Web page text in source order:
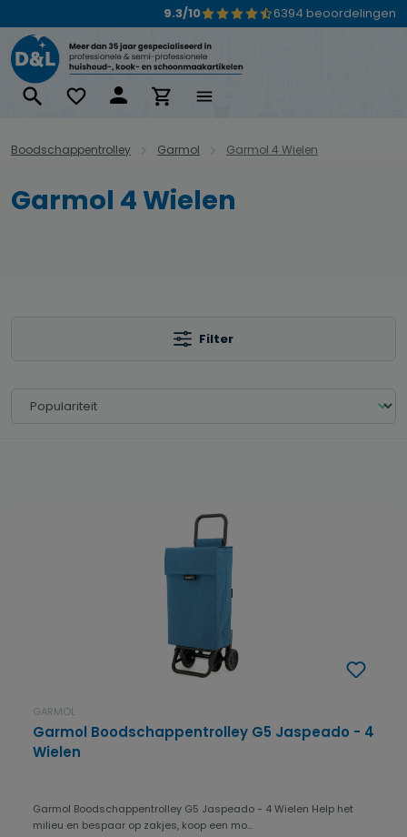
9.3/10 6394 beoordelingen
Boodschappentrolley Garmol Garmol 4 Wielen
Garmol 4 Wielen
Filter
GARMOL
Garmol Boodschappentrolley G5 Jaspeado - 4
Wielen
Garmol Boodschappentrolley G5 Jaspeado - 4 Wielen Help het
milieu en bespaar op zakjes, koop een mo...